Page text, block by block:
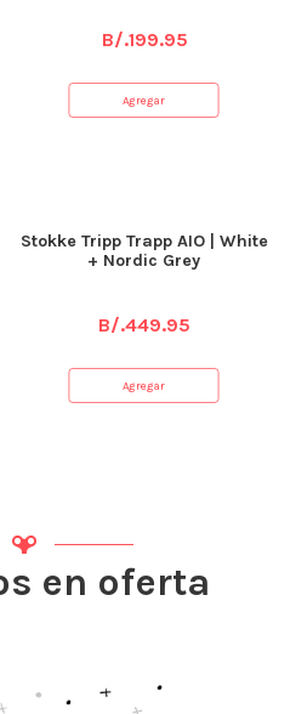
B/.199.95
Agregar
Stokke Tripp Trapp AIO | White
+ Nordic Grey
B/.449.95
Agregar
en oferta